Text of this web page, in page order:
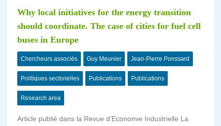
Why local initiatives for the energy transition
should coordinate. The case of cities for fuel cell
buses in Europe
Chercheurs associés Guy Meunier Jean-Pierre Ponssard
Politiques sectorielles Publications Publications
Research area
Article publié dans la Revue d’Economie Industrielle La